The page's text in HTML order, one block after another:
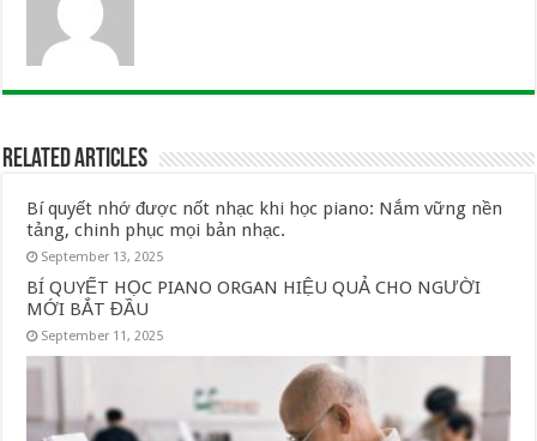
Related Articles
Bí quyết nhớ được nốt nhạc khi học piano: Nắm vững nền
tảng, chinh phục mọi bản nhạc.
September 13, 2025
BÍ QUYẾT HỌC PIANO ORGAN HIỆU QUẢ CHO NGƯỜI
MỚI BẮT ĐẦU
September 11, 2025